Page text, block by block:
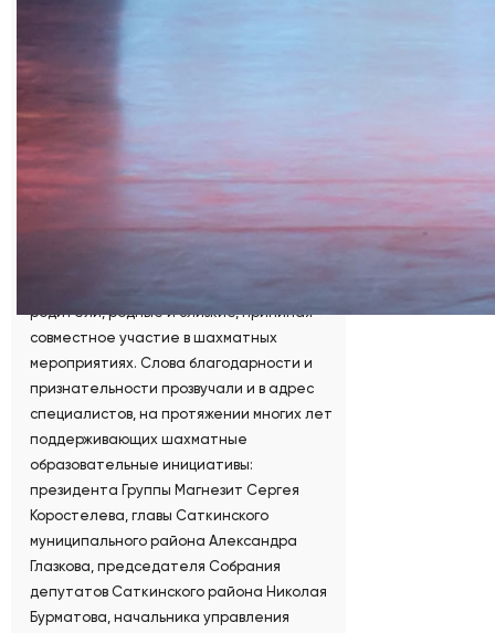
у тренеров и принимают участие в
шахматных турнирах различного уровня и
значения, занимают призовые места.
Деятельность шахматных
образовательных проектов сегодня
трудно переоценить. Любовь и умение
играть в шахматы стало частью культуры
жителей Саткинского района. Увлечение
родители, родные и близкие, принимая
совместное участие в шахматных
мероприятиях. Слова благодарности и
признательности прозвучали и в адрес
специалистов, на протяжении многих лет
поддерживающих шахматные
образовательные инициативы:
президента Группы Магнезит Сергея
Коростелева, главы Саткинского
муниципального района Александра
Глазкова, председателя Собрания
депутатов Саткинского района Николая
Бурматова, начальника управления